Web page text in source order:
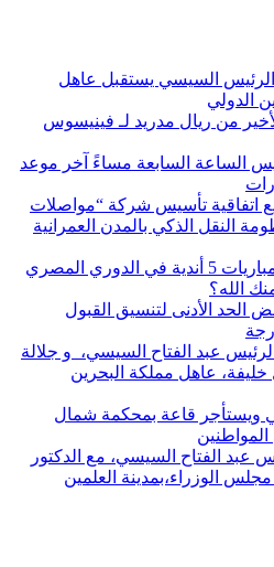
الرئيس السيسي يستقبل عاهل
الدولي
من ريال مدريد لـ فينيسوس
الساعة السابعة مساءً آخر موعد
اتفاقية تأسيس شركة “مواصلات
النقل الذكي بالمدن العمرانية
المصري
الله؟
الحد الأدنى لتنسيق القبول
الرئيس عبد الفتاح السيسي، و جلالة
عاهل مملكة البحرين
قاعة بمحكمة شمال
المواطنين
عبد الفتاح السيسي، مع الدكتور
الوزراء،بمدينة العلمين